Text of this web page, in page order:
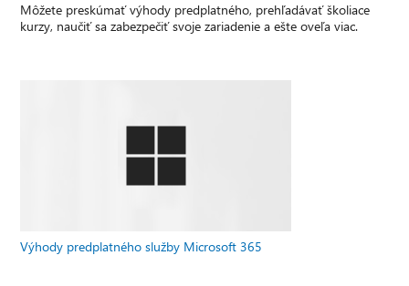
Môžete preskúmať výhody predplatného, prehľadávať školiace
kurzy, naučiť sa zabezpečiť svoje zariadenie a ešte oveľa viac.
Výhody predplatného služby Microsoft 365